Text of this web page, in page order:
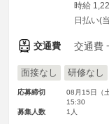
時給
日払い(
交通費 交通費
面接なし 研修なし
応募締切
08月15日（土
15:30
募集人数
1人